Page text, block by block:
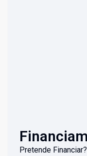
Pretende Financiar?